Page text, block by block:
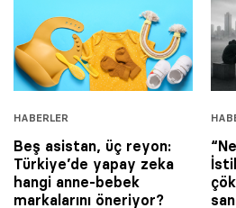
HABERLER
Beş asistan, üç reyon:
Türkiye’de yapay zeka
hangi anne-bebek
markalarını öneriyor?